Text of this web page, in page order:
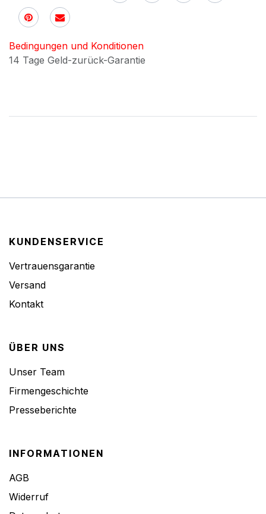
Bedingungen und Konditionen
14 Tage Geld-zurück-Garantie
KUNDENSERVICE
Vertrauensgarantie
Versand
Kontakt
ÜBER UNS
Unser Team
Firmengeschichte
Presseberichte
INFORMATIONEN
AGB
Widerruf